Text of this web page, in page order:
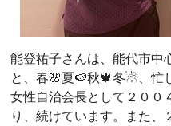
能登祐子さんは、能代市中
と、春🌸夏🍉秋🍁冬☃、忙
女性自治会長として２００
り、続けています。また、